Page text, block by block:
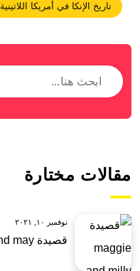
تاريخ الإنكا في أمريكا اللاتينية
مقالات مختارة
نوفمبر ١٠, ٢٠٢١
قصيدة maggie and milly and molly and may